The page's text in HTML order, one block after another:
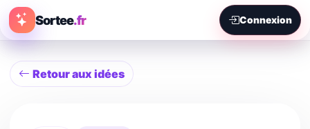
Sortee.fr Connexion
Retour aux idées